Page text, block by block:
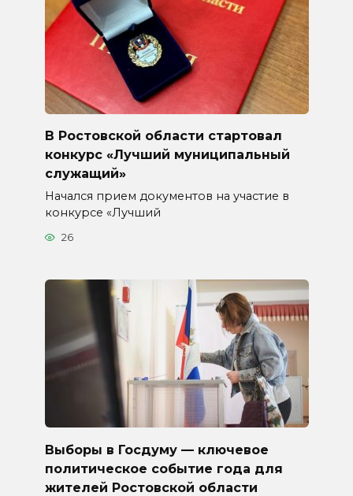
В Ростовской области стартовал
конкурс «Лучший муниципальный
служащий»
Начался прием документов на участие в
конкурсе «Лучший
26
Выборы в Госдуму — ключевое
политическое событие года для
жителей Ростовской области